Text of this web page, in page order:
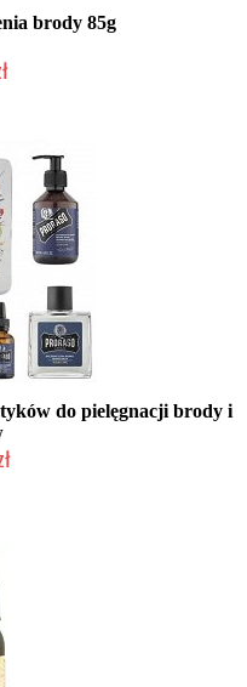
brody 85g
do pielęgnacji brody i